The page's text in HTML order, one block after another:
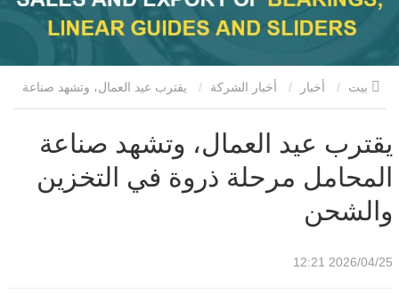
أخبار أخبار الشركة يقترب عيد العمال، وتشهد صناعة
المحامل مرحلة ذروة في التخزين والشحن
يقترب عيد العمال، وتشهد صناعة
المحامل مرحلة ذروة في التخزين
والشحن
2026/04/25 12:21